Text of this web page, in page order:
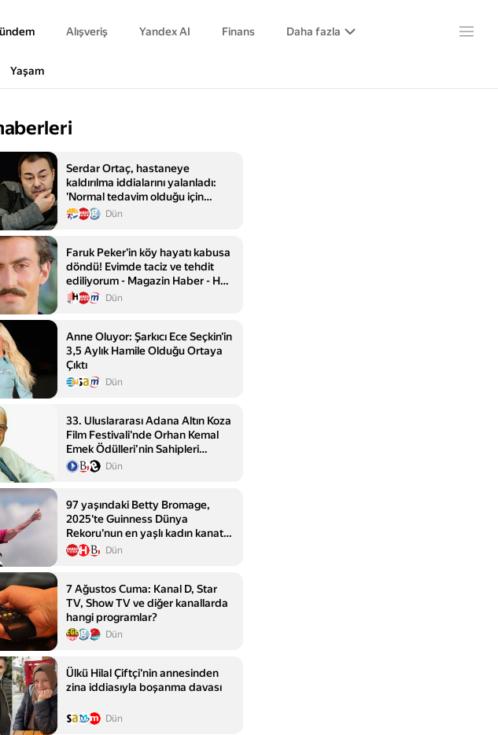
Alışveriş Yandex AI Finans Daha fazla
Yaşam
Yaşam
Serdar Ortaç, hastaneye
kaldırılma iddialarını yalanladı:
'Normal tedavim olduğu için
hastanedeydim'
Dün
Faruk Peker'in köy hayatı kabusa
döndü! Evimde taciz ve tehdit
ediliyorum - Magazin Haber - HT
MagazinDün
Anne Oluyor: Şarkıcı Ece Seçkin'in
3,5 Aylık Hamile Olduğu Ortaya
Çıktı
Dün
33. Uluslararası Adana Altın Koza
Film Festivali'nde Orhan Kemal
Emek Ödülleri’nin Sahipleri
AçıklandıDün
97 yaşındaki Betty Bromage,
2025'te Guinness Dünya
Rekoru'nun en yaşlı kadın kanat
yürüyüşçüsüne sahip oldu
Dün
7 Ağustos Cuma: Kanal D, Star
TV, Show TV ve diğer kanallarda
hangi programlar?
Dün
Ülkü Hilal Çiftçi'nin annesinden
zina iddiasıyla boşanma davası
Dün